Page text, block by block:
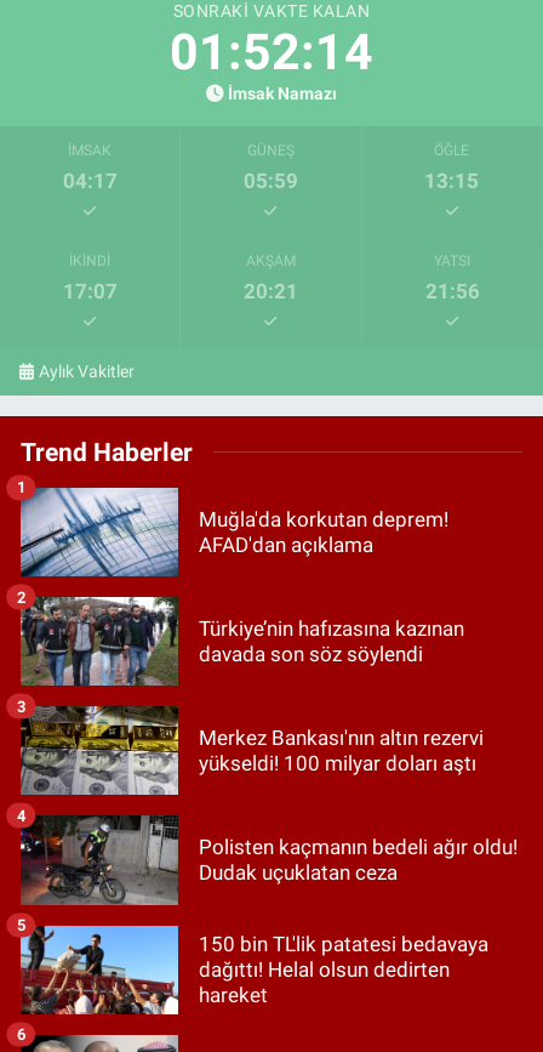
SONRAKI VAKTE KALAN
01:52:12
İmsak Namazı
İMSAK
04:17
GÜNEŞ
05:59
ÖĞLE
13:15
İKINDI
17:07
AKŞAM
20:21
YATSI
21:56
Aylık Vakitler
Trend Haberler
Muğla'da korkutan deprem!
AFAD'dan açıklama
1
Türkiye’nin hafızasına kazınan
davada son söz söylendi
2
Merkez Bankası'nın altın rezervi
yükseldi! 100 milyar doları aştı
3
Polisten kaçmanın bedeli ağır oldu!
Dudak uçuklatan ceza
4
150 bin TL'lik patatesi bedavaya
dağıttı! Helal olsun dedirten
hareket
5
6